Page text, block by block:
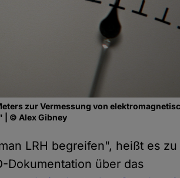
zur Vermessung von
| © Alex Gibney
LRH begreifen", heißt es zu
Dokumentation über das